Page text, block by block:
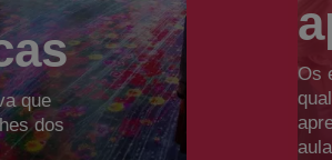
que
dos
Os